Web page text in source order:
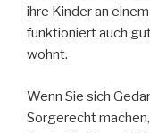
ihre Kinder an
funktioniert auch
wohnt.
Wenn Sie sich
Sorgerecht